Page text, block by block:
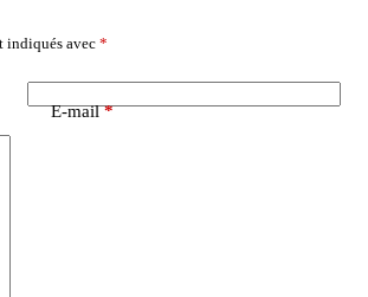
indiqués avec*
E-mail*